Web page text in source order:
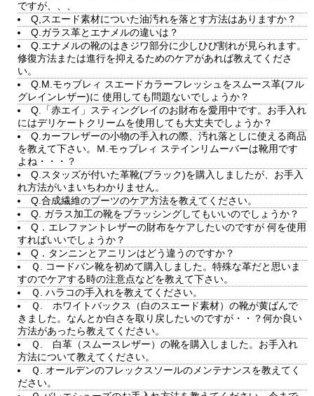
ですが、、、
Q,スエード素材についた油汚れを落とす方法はありますか？
Q.ガラス革とエナメルの違いは？
Q.エナメルの靴のはきジワ部分に少しひび割れが見られます。
修復方法または進行を抑えるためのケアがあれば教えてくださ
い。
Q.M.モゥブレィ スエードカラーフレッシュをスムース革(フル
グレインレザー)に 使用しても問題ないでしょうか？
Q.「赤エイ」スティングレイのお財布を愛用中です。お手入れ
にはデリケートクリームを使用しても大丈夫でしょうか？
Q.カーフレザーの小物の手入れの際、汚れ落としに使える商品
を教えて下さい。Ｍ.モゥブレィ ステインリムーバーは靴用です
よね・・・？
Q.スタッズが付いた革靴(ブラック)を購入しましたが、お手入
れ方法がいまいちわかりません。
Q.合成繊維のブーツのケア方法を教えてください。
Q. ガラス加工の靴をブラッシングしてもいいのでしょうか？
Q．エレファントレザーの財布をケアしたいのですが 何を使用
すればいいでしょうか？
Q．タンニンとアニリンはどう違うのですか？
Ｑ. コードバン靴を初めて購入しました。特殊な革だと思いま
すのでケアする時の注意点などを教えて下さい。
Ｑ. ハラコの手入れを教えてください。
Ｑ. ホワイトバックス（白のスエード素材）の靴が黄ばんで
きました。なんとか白さを取り戻したいのですが・・？何か良い
方法があったら教えてください。
Ｑ. 白革（スムースレザー）の靴を購入しました。お手入れ
方法について教えてください。
Ｑ. オールデンのフレックスソールのメンテナンスを教えてく
ださい。